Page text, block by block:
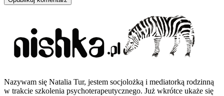
Nazywam się Natalia Tur, jestem socjolożką i mediatorką rodzinną
w trakcie szkolenia psychoterapeutycznego. Już wkrótce ukaże się